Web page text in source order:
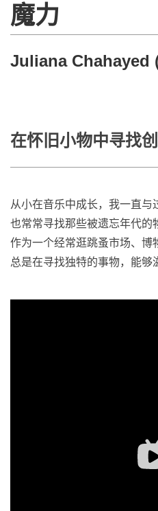
魔力
Juliana Chahayed (
在怀旧小物中寻找
从小在音乐中成长，我一直与
也常常寻找那些被遗忘年代的
作为一个经常逛跳蚤市场、博
总是在寻找独特的事物，能够